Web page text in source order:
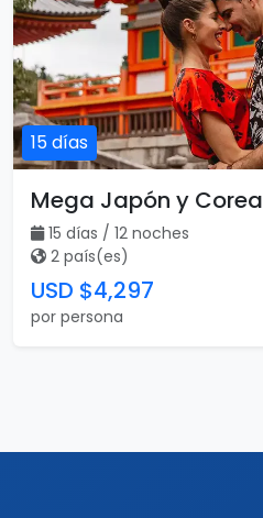
15 días
Mega Japón y Corea
15 días / 12 noches
2 país(es)
USD $4,297
por persona